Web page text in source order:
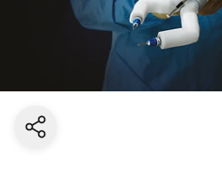
Share current page